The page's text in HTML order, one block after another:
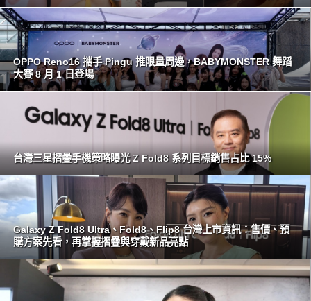
OPPO Reno16 攜手 Pingu 推限量周邊，BABYMONSTER 舞蹈
大賽 8 月 1 日登場
台灣三星摺疊手機策略曝光 Z Fold8 系列目標銷售占比 15%
Galaxy Z Fold8 Ultra、Fold8、Flip8 台灣上市資訊：售價、預
購方案先看，再掌握摺疊與穿戴新品亮點